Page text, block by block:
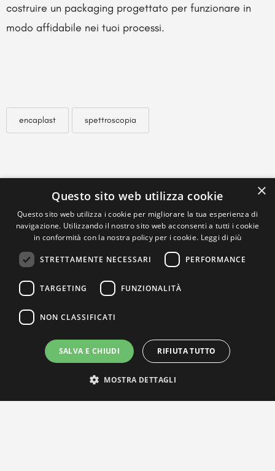
costruire un packaging progettato per funzionare in
modo affidabile nei tuoi processi.
encaplast spettroscopia
×
Questo sito web utilizza cookie
Questo sito web utilizza i cookie per migliorare la tua esperienza di
navigazione. Utilizzando il nostro sito web acconsenti a tutti i cookie
in conformità con la nostra policy per i cookie. Leggi di più
STRETTAMENTE NECESSARI PERFORMANCE
TARGETING FUNZIONALITÀ
NON CLASSIFICATI
SALVA E CHIUDI RIFIUTA TUTTO
MOSTRA DETTAGLI